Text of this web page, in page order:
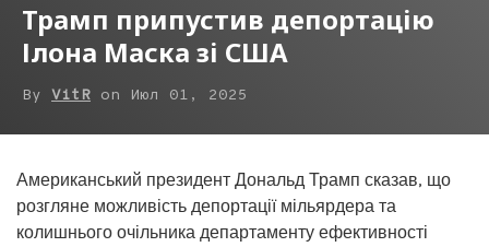
Трамп припустив депортацію
Ілона Маска зі США
By VitR on Июл 01, 2025
Американський президент Дональд Трамп сказав, що
розгляне можливість депортації мільярдера та
колишнього очільника департаменту ефективності